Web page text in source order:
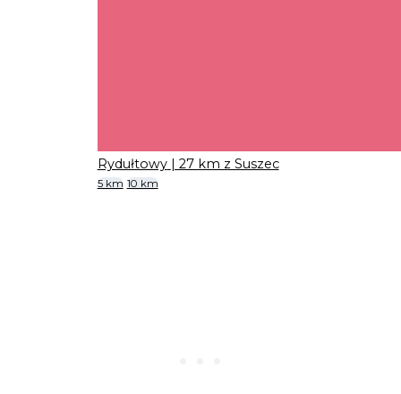
Rydułtowy | 27 km z Suszec
5 km 10 km